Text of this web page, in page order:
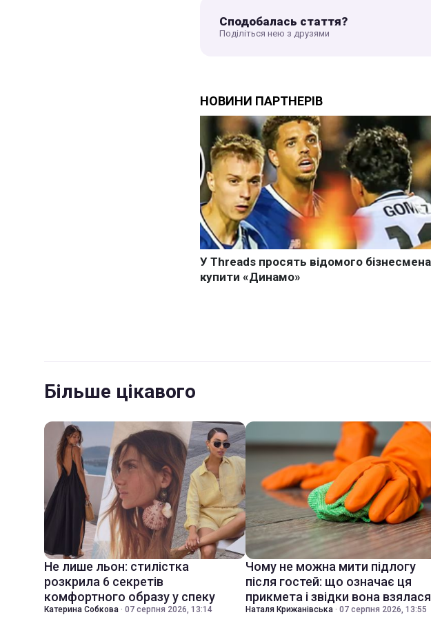
Сподобалась стаття?
Поділіться нею з друзями
Більше цікавого
Не лише льон: стилістка
розкрила 6 секретів
комфортного образу у спеку
Катерина Собкова · 07 серпня 2026, 13:14
Чому не можна мити підлогу
після гостей: що означає ця
прикмета і звідки вона взялася
Наталя Крижанівська · 07 серпня 2026, 13:55